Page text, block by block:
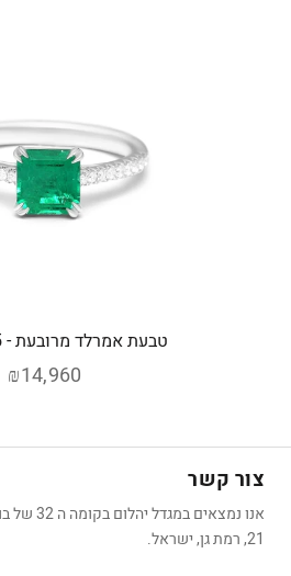
טבעת אמרלד מרובעת - 1.25 קראט
₪14,960
צור קשר
אנו
21, רמת גן, ישראל.